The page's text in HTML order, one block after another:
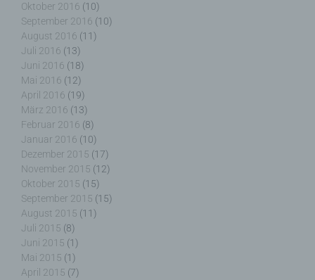
Oktober 2016 (10)
September 2016 (10)
August 2016 (11)
Juli 2016 (13)
Juni 2016 (18)
Mai 2016 (12)
April 2016 (19)
März 2016 (13)
Februar 2016 (8)
Januar 2016 (10)
Dezember 2015 (17)
November 2015 (12)
Oktober 2015 (15)
September 2015 (15)
August 2015 (11)
Juli 2015 (8)
Juni 2015 (1)
Mai 2015 (1)
April 2015 (7)
Zwecke und Mittel der Verarbeitung von
personenbezogenen Daten entscheidet. Sind die
Zwecke und Mittel dieser Verarbeitung durch das
Unionsrecht oder das Recht der Mitgliedstaaten
vorgegeben, so kann der Verantwortliche
beziehungsweise können die bestimmten Kriterien
seiner Benennung nach dem Unionsrecht oder
dem Recht der Mitgliedstaaten vorgesehen
werden.
h) Auftragsverarbeiter
Auftragsverarbeiter ist eine natürliche oder
juristische Person, Behörde, Einrichtung oder
andere Stelle, die personenbezogene Daten im
Auftrag des Verantwortlichen verarbeitet.